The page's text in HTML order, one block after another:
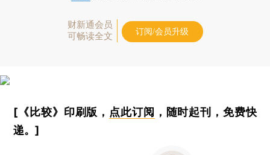
财新通会员
可畅读全文
订阅/会员升级
[《比较》印刷版， 点此订阅 ，随时起刊，免费快
递。]